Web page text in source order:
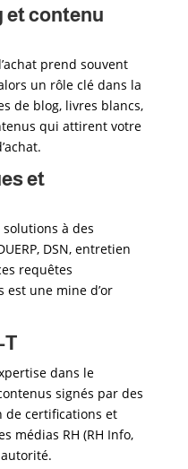
et contenu
prend souvent
un rôle clé dans la
de blog, livres blancs,
qui attirent votre
et
à des
DSN, entretien
requêtes
une mine d’or
T
dans le
signés par des
de certifications et
médias RH (RH Info,